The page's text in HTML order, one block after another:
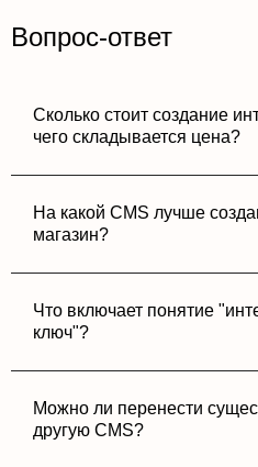
Вопрос-ответ
Сколько стоит создание
чего складывается цена?
На какой CMS лучше
магазин?
Что включает понятие
ключ"?
Можно ли перенести
другую CMS?